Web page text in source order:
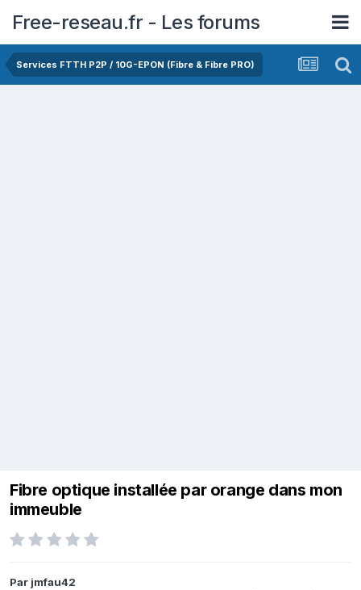
Free-reseau.fr - Les forums
Services FTTH P2P / 10G-EPON (Fibre & Fibre PRO)
Fibre optique installée par orange dans mon
immeuble
Par jmfau42